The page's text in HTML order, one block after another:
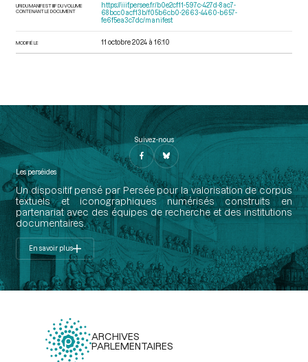
URI DU MANIFEST IIIF DU VOLUME
CONTENANT LE DOCUMENT
https://iiif.persee.fr/b0e2cf11-597c-427d-8ac7-
68bcc0acf13b/f05b6cb0-2663-4460-b657-
fe6f5ea3c7dc/manifest
MODIFIÉ LE 11 octobre 2024 à 16:10
Suivez-nous
Les perséides
Un dispositif pensé par Persée pour la valorisation de corpus
textuels et iconographiques numérisés construits en
partenariat avec des équipes de recherche et des institutions
documentaires.
En savoir plus
ARCHIVES
PARLEMENTAIRES